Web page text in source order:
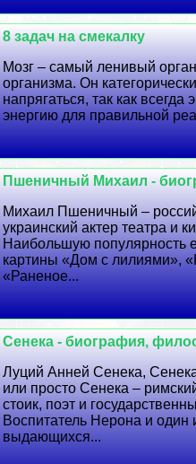
8 задач на смекалку
Мозг – самый ленивый
организма. Он
напрягаться, так как всегда
энергию для правильной
Пшеничный Михаил -
Михаил Пшеничный –
украинский актер театра и
Наибольшую популярность
картины «Дом с лилиями»,
«Раненое...
Сенека - биография,
Луций Анней Сенека,
или просто Сенека –
стоик, поэт и
Воспитатель Нерона и один
выдающихся...